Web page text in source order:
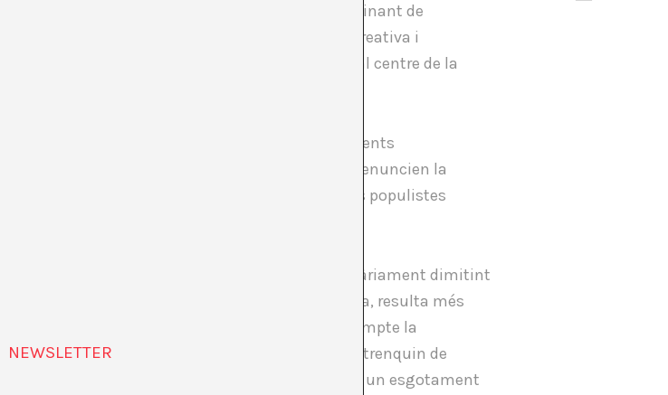
col·laboratives han esdevingut la forma dominant de
sobre la proximitat entre comunitat creativa i
que la
es troba instal·lada al centre de la
el sorgiment de determinats posicionaments
– que denuncien la
classes treballadores, que enarboren discursos populistes
dreta.
l’esfera cultural i intel·lectual ha acabat majoritàriament dimitint
la ciutadania en mans de l’extrema dreta, resulta més
s’obri una reflexió autocrítica que tingui en compte la
que incorporin més sectors de la ciutadania i trenquin de
encara, quan una mena de nihilisme exacerbat i un esgotament
NEWSLETTER